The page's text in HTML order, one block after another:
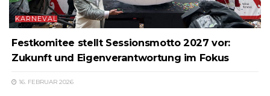
KARNEVAL
Festkomitee stellt Sessionsmotto 2027 vor:
Zukunft und Eigenverantwortung im Fokus
16. FEBRUAR 2026